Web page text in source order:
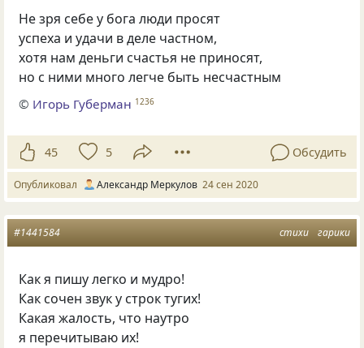
Не зря себе у бога люди просят
успеха и удачи в деле частном,
хотя нам деньги счастья не приносят,
но с ними много легче быть несчастным
© Игорь Губерман 1236
45 5 Обсудить
Опубликовал Александр Меркулов 24 сен 2020
стихи гарики
#1441584
Как я пишу легко и мудро!
Как сочен звук у строк тугих!
Какая жалость, что наутро
я перечитываю их!